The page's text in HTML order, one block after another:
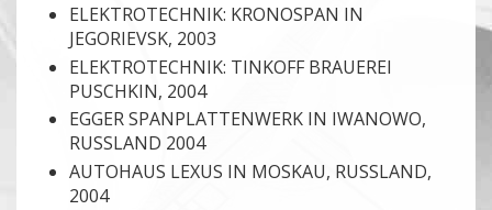
ELEKTROTECHNIK: KRONOSPAN IN
JEGORIEVSK, 2003
ELEKTROTECHNIK: TINKOFF BRAUEREI
PUSCHKIN, 2004
EGGER SPANPLATTENWERK IN IWANOWO,
RUSSLAND 2004
AUTOHAUS LEXUS IN MOSKAU, RUSSLAND,
2004